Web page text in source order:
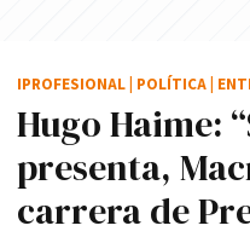
Hugo Haime:
presenta,
carrera de
IPROFESIONAL POLÍTICA